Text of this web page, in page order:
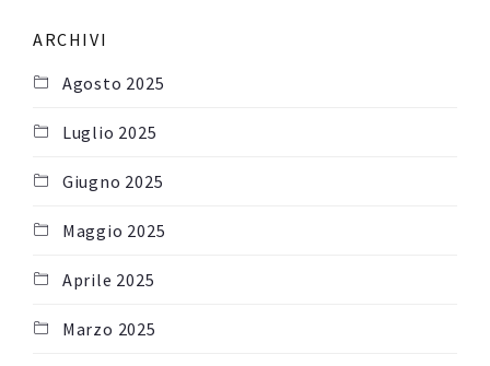
ARCHIVI
Agosto 2025
Luglio 2025
Giugno 2025
Maggio 2025
Aprile 2025
Marzo 2025